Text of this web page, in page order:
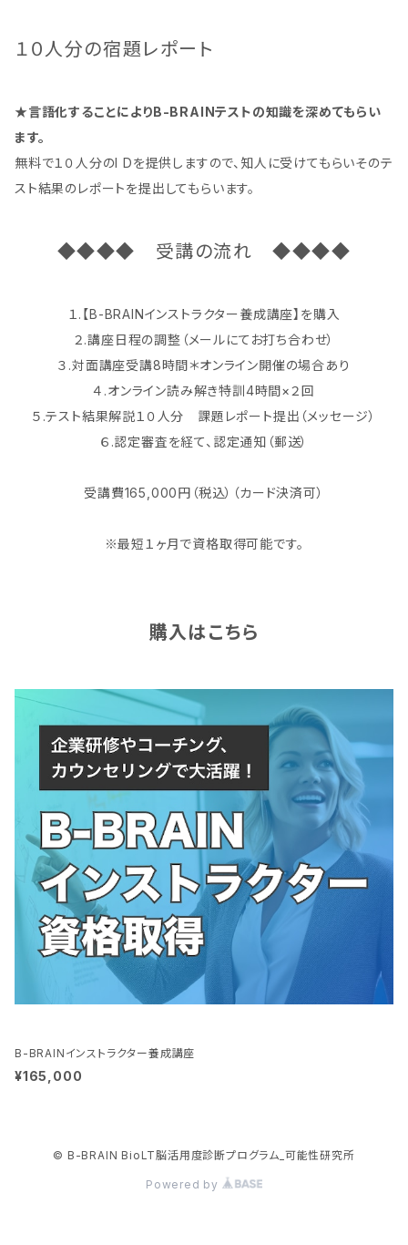
１０人分の宿題レポート
★言語化することによりB-BRAINテストの知識を深めてもらい
ます。
無料で１０人分のI Dを提供しますので、知人に受けてもらいそのテ
スト結果のレポートを提出してもらいます。
◆◆◆◆ 受講の流れ ◆◆◆◆
１.【B-BRAINインストラクター養成講座】を購入
２.講座日程の調整（メールにてお打ち合わせ）
３.対面講座受講8時間＊オンライン開催の場合あり
４.オンライン読み解き特訓4時間×２回
５.テスト結果解説１０人分 課題レポート提出（メッセージ）
６.認定審査を経て、認定通知（郵送）
受講費165,000円（税込）（カード決済可）
※最短１ヶ月で資格取得可能です。
購入はこちら
B-BRAINインストラクター養成講座
¥165,000
© B-BRAIN BioLT脳活用度診断プログラム_可能性研究所
Powered by